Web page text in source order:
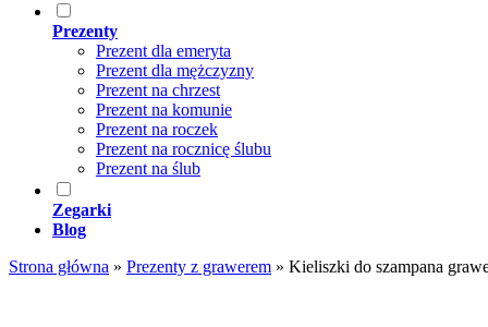
Prezenty
Prezent dla emeryta
Prezent dla mężczyzny
Prezent na chrzest
Prezent na komunie
Prezent na roczek
Prezent na rocznicę ślubu
Prezent na ślub
Zegarki
Blog
Strona główna » Prezenty z grawerem » Kieliszki do szampana